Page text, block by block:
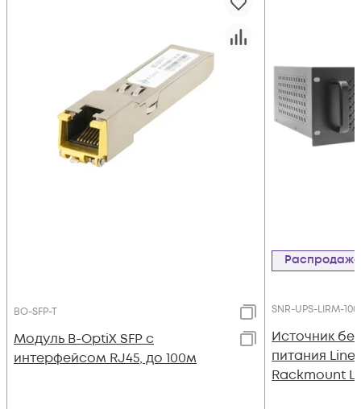
BO-SFP-T
Модуль B-OptiX SFP с
интерфейсом RJ45, до 100м
Распродажа
SNR-UPS-LIRM-
Источник
питания
Rackmount